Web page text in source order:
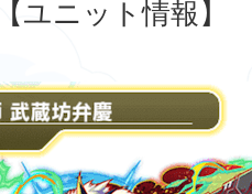
【ユニット情報】